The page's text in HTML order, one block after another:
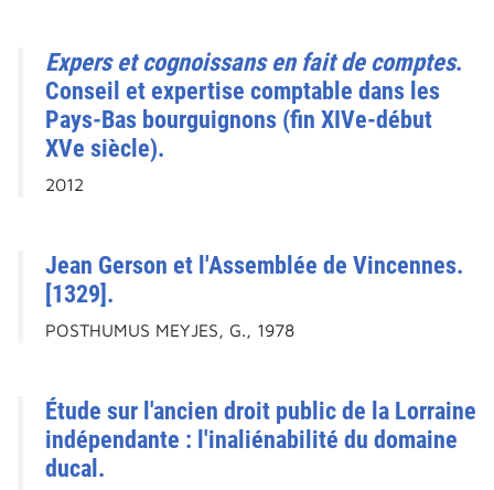
Expers et cognoissans en fait de comptes.
Conseil et expertise comptable dans les
Pays-Bas bourguignons (fin XIVe-début
XVe siècle).
2012
Jean Gerson et l'Assemblée de Vincennes.
[1329].
POSTHUMUS MEYJES, G., 1978
Étude sur l'ancien droit public de la Lorraine
indépendante : l'inaliénabilité du domaine
ducal.